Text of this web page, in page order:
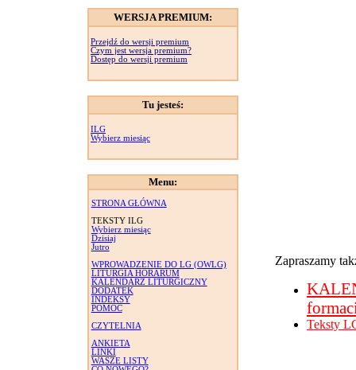
WERSJA PREMIUM:
Przejdź do wersji premium
Czym jest wersja premium?
Dostęp do wersji premium
Tu jesteś:
ILG
Wybierz miesiąc
Menu:
STRONA GŁÓWNA
TEKSTY ILG
Wybierz miesiąc
Dzisiaj
Jutro
WPROWADZENIE DO LG (OWLG)
LITURGIA HORARUM
KALENDARZ LITURGICZNY
DODATEK
INDEKSY
POMOC
CZYTELNIA
ANKIETA
LINKI
WASZE LISTY
Zapraszamy
Teksty